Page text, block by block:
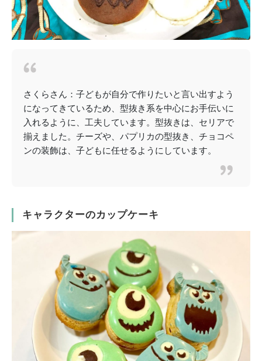
さくらさん：子どもが自分で作りたいと言い出すよう
になってきているため、型抜き系を中心にお手伝いに
入れるように、工夫しています。型抜きは、セリアで
揃えました。チーズや、パプリカの型抜き、チョコペ
ンの装飾は、子どもに任せるようにしています。
キャラクターのカップケーキ